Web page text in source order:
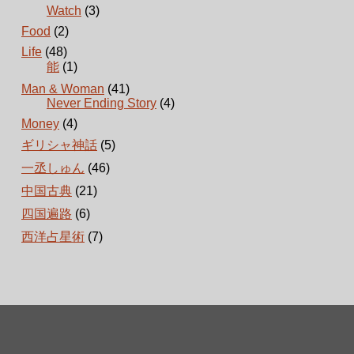
Watch (3)
Food (2)
Life (48)
能 (1)
Man & Woman (41)
Never Ending Story (4)
Money (4)
ギリシャ神話 (5)
一丞しゅん (46)
中国古典 (21)
四国遍路 (6)
西洋占星術 (7)